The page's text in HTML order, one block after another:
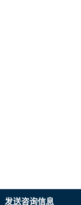
发送咨询信息